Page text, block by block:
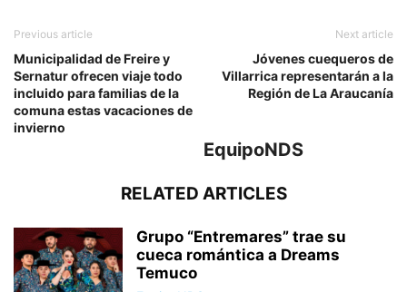
Previous article
Municipalidad de Freire y
Sernatur ofrecen viaje todo
incluido para familias de la
comuna estas vacaciones de
invierno
Next article
Jóvenes cuequeros de
Villarrica representarán a la
Región de La Araucanía
EquipoNDS
RELATED ARTICLES
Grupo “Entremares” trae su
cueca romántica a Dreams
Temuco